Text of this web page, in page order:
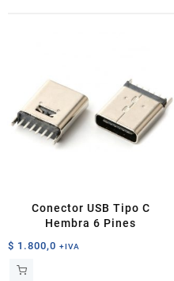
Conector USB Tipo C
Hembra 6 Pines
$ 1.800,0 +IVA